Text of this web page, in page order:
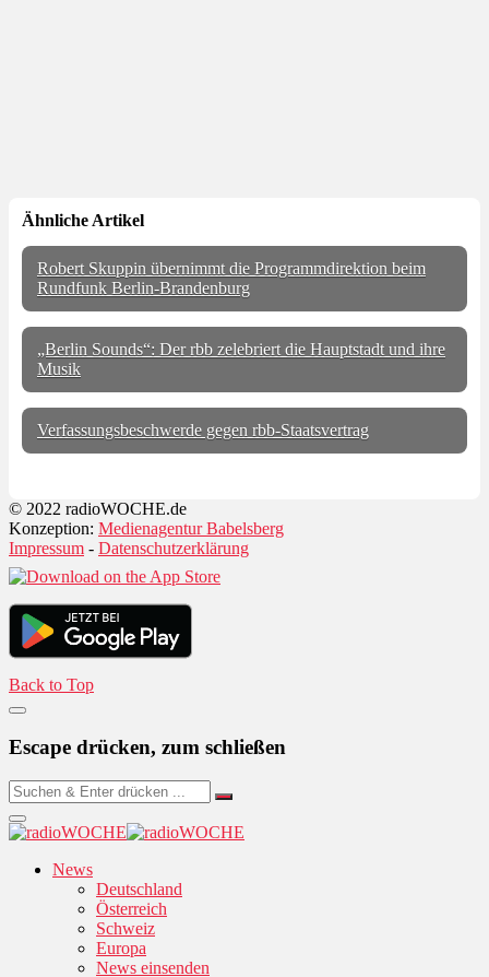
Ähnliche Artikel
Robert Skuppin übernimmt die Programmdirektion beim
Rundfunk Berlin-Brandenburg
„Berlin Sounds“: Der rbb zelebriert die Hauptstadt und ihre
Musik
Verfassungsbeschwerde gegen rbb-Staatsvertrag
© 2022 radioWOCHE.de
Konzeption: Medienagentur Babelsberg
Impressum - Datenschutzerklärung
Back to Top
Escape drücken, zum schließen
News
Deutschland
Österreich
Schweiz
Europa
News einsenden